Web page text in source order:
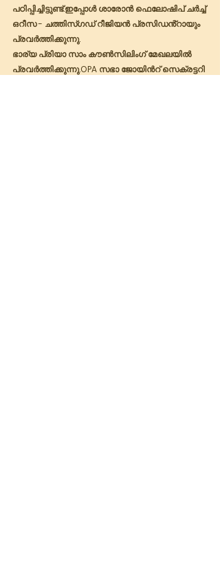
പഠിപ്പിച്ചിട്ടുണ്ട്.ഇപ്പോൾ ശാരോൻ ഫെലോഷിപ് ചർച്ച്
ഒറീസ - ചത്തിസ്ഗഡ് റീജിയൻ പ്രസിഡൻ്റായും
പ്രവർത്തിക്കുന്നു.
ഭാര്യ പ്രിയാ സാം കൗൺസിലിംഗ് മേഖലയിൽ
പ്രവർത്തിക്കുന്നു.OPA സഭാ ജോയിൻറ് സെക്രട്ടറി